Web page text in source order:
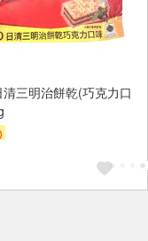
三明治餅乾(巧克力口